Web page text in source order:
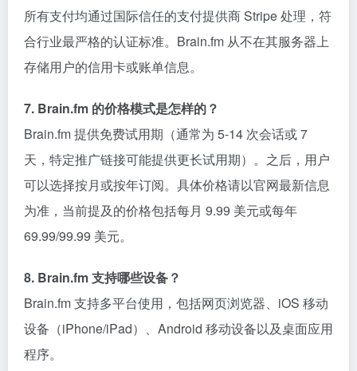
所有支付均通过国际信任的支付提供商 Stripe 处理，符
合行业最严格的认证标准。Brain.fm 从不在其服务器上
存储用户的信用卡或账单信息。
7. Brain.fm 的价格模式是怎样的？
Brain.fm 提供免费试用期（通常为 5-14 次会话或 7
天，特定推广链接可能提供更长试用期）。之后，用户
可以选择按月或按年订阅。具体价格请以官网最新信息
为准，当前提及的价格包括每月 9.99 美元或每年
69.99/99.99 美元。
8. Brain.fm 支持哪些设备？
Brain.fm 支持多平台使用，包括网页浏览器、iOS 移动
设备（iPhone/iPad）、Android 移动设备以及桌面应用
程序。